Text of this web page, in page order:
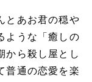
とあお君の穏や
ような「癒しの
から殺し屋とし
普通の恋愛を楽